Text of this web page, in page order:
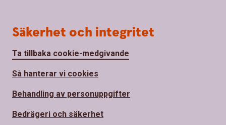
Säkerhet och integritet
Ta tillbaka cookie-medgivande
Så hanterar vi cookies
Behandling av personuppgifter
Bedrägeri och säkerhet